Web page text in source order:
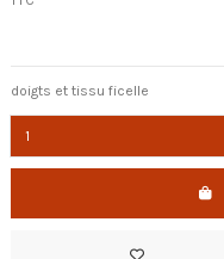
doigts et tissu ficelle